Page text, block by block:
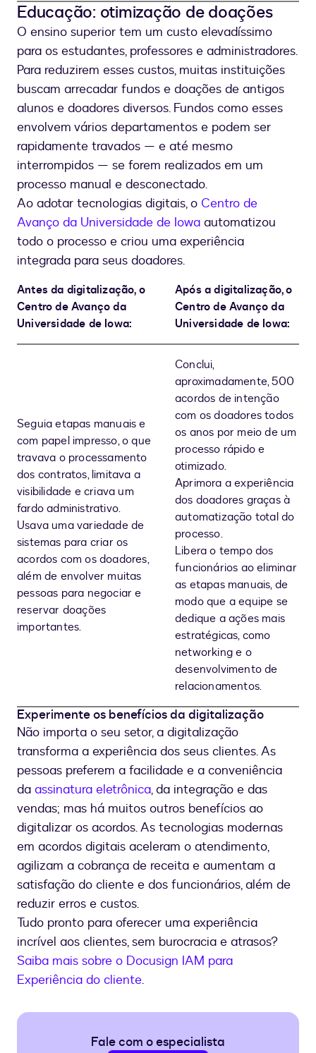
Educação: otimização de doações
O ensino superior tem um custo elevadíssimo
para os estudantes, professores e administradores.
Para reduzirem esses custos, muitas instituições
buscam arrecadar fundos e doações de antigos
alunos e doadores diversos. Fundos como esses
envolvem vários departamentos e podem ser
rapidamente travados — e até mesmo
interrompidos — se forem realizados em um
processo manual e desconectado.
Ao adotar tecnologias digitais, o Centro de
Avanço da Universidade de Iowa automatizou
todo o processo e criou uma experiência
integrada para seus doadores.
Antes da digitalização, o
Centro de Avanço da
Universidade de Iowa:
Após a digitalização, o
Centro de Avanço da
Universidade de Iowa:
Seguia etapas manuais e
com papel impresso, o que
travava o processamento
dos contratos, limitava a
visibilidade e criava um
fardo administrativo.
Usava uma variedade de
sistemas para criar os
acordos com os doadores,
além de envolver muitas
pessoas para negociar e
reservar doações
importantes.
Conclui,
aproximadamente, 500
acordos de intenção
com os doadores todos
os anos por meio de um
processo rápido e
otimizado.
Aprimora a experiência
dos doadores graças à
automatização total do
processo.
Libera o tempo dos
funcionários ao eliminar
as etapas manuais, de
modo que a equipe se
dedique a ações mais
estratégicas, como
networking e o
desenvolvimento de
relacionamentos.
Experimente os benefícios da digitalização
Não importa o seu setor, a digitalização
transforma a experiência dos seus clientes. As
pessoas preferem a facilidade e a conveniência
da assinatura eletrônica, da integração e das
vendas; mas há muitos outros benefícios ao
digitalizar os acordos. As tecnologias modernas
em acordos digitais aceleram o atendimento,
agilizam a cobrança de receita e aumentam a
satisfação do cliente e dos funcionários, além de
reduzir erros e custos.
Tudo pronto para oferecer uma experiência
incrível aos clientes, sem burocracia e atrasos?
Saiba mais sobre o Docusign IAM para
Experiência do cliente.
Fale com o especialista